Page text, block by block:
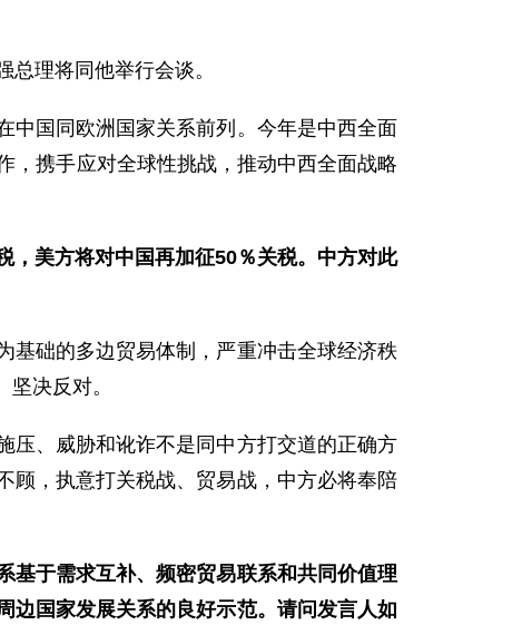
理将同他举行会谈。
中国同欧洲国家关系前列。今年是中西全面
，携手应对全球性挑战，推动中西全面战略
，美方将对中国再加征50％关税。中方对此
基础的多边贸易体制，严重冲击全球经济秩
决反对。
压、威胁和讹诈不是同中方打交道的正确方
顾，执意打关税战、贸易战，中方必将奉陪
于需求互补、频密贸易联系和共同价值理
边国家发展关系的良好示范。请问发言人如